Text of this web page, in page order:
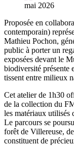
Proposée en
contemporain)
Mathieu Pochon,
public à porter un
exposées devant le
biodiversité présente
tissent entre milieux
Cet atelier de 1h30
de la collection du
les matériaux utilisés
Le parcours se
forêt de Villereuse,
constituent de